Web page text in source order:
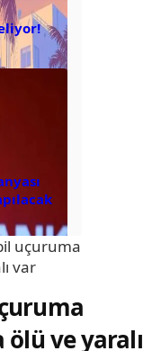
uçuruma
var
ölü ve yaralı